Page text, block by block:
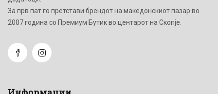
Зa прв пат го претстави брендот на македонскиот пазар во
2007 година со Премиум Бутик во центарот на Скопје.